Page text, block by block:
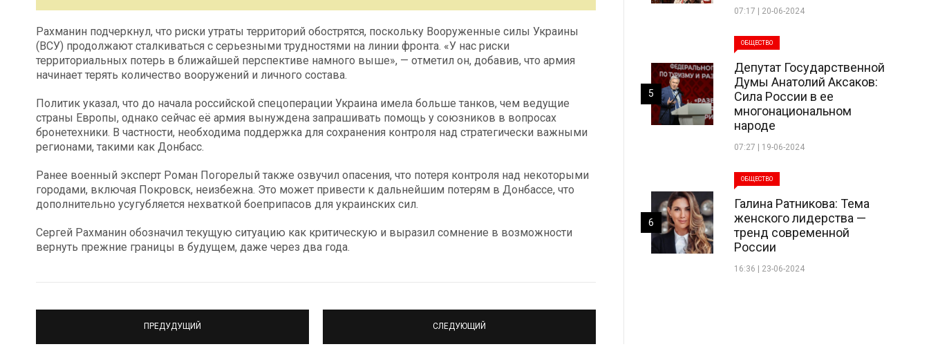
Рахманин подчеркнул, что риски утраты территорий обострятся, поскольку Вооруженные силы Украины
(ВСУ) продолжают сталкиваться с серьезными трудностями на линии фронта. «У нас риски
территориальных потерь в ближайшей перспективе намного выше», — отметил он, добавив, что армия
начинает терять количество вооружений и личного состава.
Политик указал, что до начала российской спецоперации Украина имела больше танков, чем ведущие
страны Европы, однако сейчас её армия вынуждена запрашивать помощь у союзников в вопросах
бронетехники. В частности, необходима поддержка для сохранения контроля над стратегически важными
регионами, такими как Донбасс.
Ранее военный эксперт Роман Погорелый также озвучил опасения, что потеря контроля над некоторыми
городами, включая Покровск, неизбежна. Это может привести к дальнейшим потерям в Донбассе, что
дополнительно усугубляется нехваткой боеприпасов для украинских сил.
Сергей Рахманин обозначил текущую ситуацию как критическую и выразил сомнение в возможности
вернуть прежние границы в будущем, даже через два года.
ПРЕДУДУЩИЙ СЛЕДУЮЩИЙ
07:17 | 20-06-2024
ОБЩЕСТВО
Депутат Государственной
Думы Анатолий Аксаков:
Сила России в ее
многонациональном
народе
07:27 | 19-06-2024
5
ОБЩЕСТВО
Галина Ратникова: Тема
женского лидерства —
тренд современной
России
16:36 | 23-06-2024
6